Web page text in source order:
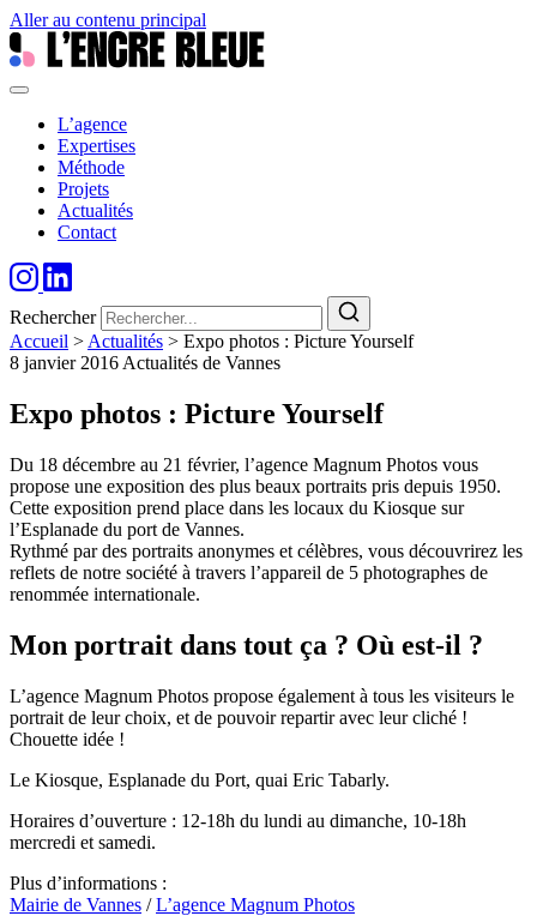
Aller au contenu principal
L’agence
Expertises
Méthode
Projets
Actualités
Contact
Rechercher
Accueil > Actualités > Expo photos : Picture Yourself
8 janvier 2016 Actualités de Vannes
Expo photos : Picture Yourself
Du 18 décembre au 21 février, l’agence Magnum Photos vous
propose une exposition des plus beaux portraits pris depuis 1950.
Cette exposition prend place dans les locaux du Kiosque sur
l’Esplanade du port de Vannes.
Rythmé par des portraits anonymes et célèbres, vous découvrirez les
reflets de notre société à travers l’appareil de 5 photographes de
renommée internationale.
Mon portrait dans tout ça ? Où est-il ?
L’agence Magnum Photos propose également à tous les visiteurs le
portrait de leur choix, et de pouvoir repartir avec leur cliché !
Chouette idée !
Le Kiosque, Esplanade du Port, quai Eric Tabarly.
Horaires d’ouverture : 12-18h du lundi au dimanche, 10-18h
mercredi et samedi.
Plus d’informations :
Mairie de Vannes /L’agence Magnum Photos